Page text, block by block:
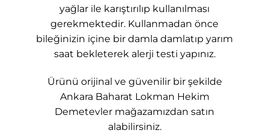
yağlar ile karıştırılıp kullanılması
gerekmektedir. Kullanmadan önce
bileğinizin içine bir damla damlatıp yarım
saat bekleterek alerji testi yapınız.
Ürünü orijinal ve güvenilir bir şekilde
Ankara Baharat Lokman Hekim
Demetevler mağazamızdan satın
alabilirsiniz.